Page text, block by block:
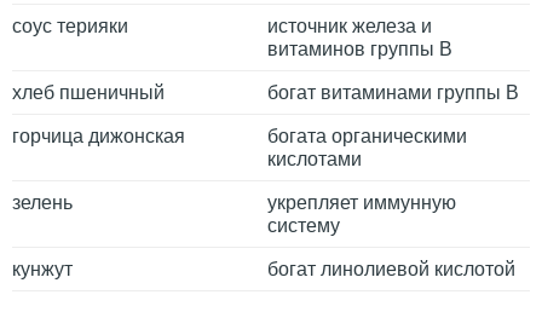
соус терияки
источник железа и
витаминов группы В
хлеб пшеничный богат витаминами группы B
горчица дижонская
богата органическими
кислотами
зелень
укрепляет иммунную
систему
кунжут богат линолиевой кислотой